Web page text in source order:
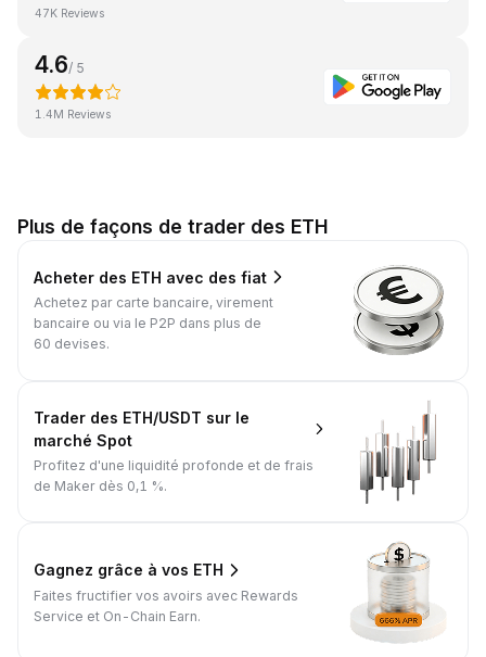
47K Reviews
4.6/ 5
1.4M Reviews
Plus de façons de trader des ETH
Acheter des ETH avec des fiat
Achetez par carte bancaire, virement
bancaire ou via le P2P dans plus de
60 devises.
Trader des ETH/USDT sur le
marché Spot
Profitez d'une liquidité profonde et de frais
de Maker dès 0,1 %.
Gagnez grâce à vos ETH
Faites fructifier vos avoirs avec Rewards
Service et On-Chain Earn.